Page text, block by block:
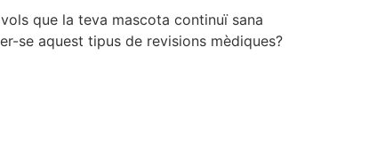
que la teva mascota continuï sana
se aquest tipus de revisions mèdiques?